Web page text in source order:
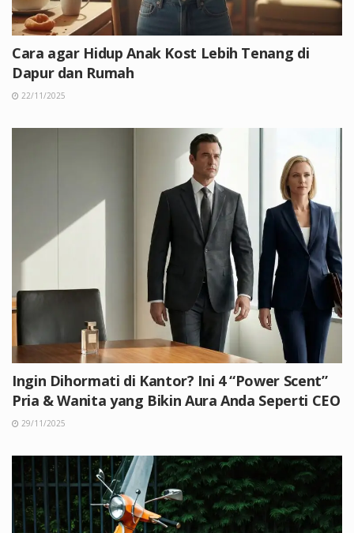
Cara agar Hidup Anak Kost Lebih Tenang di
Dapur dan Rumah
22/11/2025
Ingin Dihormati di Kantor? Ini 4 “Power Scent”
Pria & Wanita yang Bikin Aura Anda Seperti CEO
29/11/2025